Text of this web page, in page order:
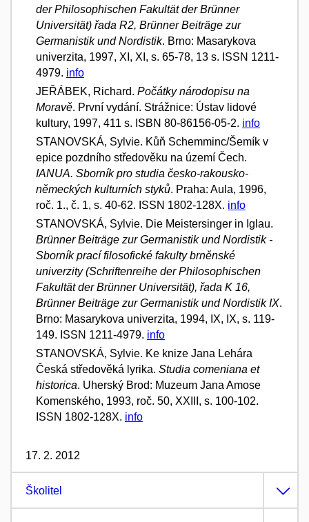
der Philosophischen Fakultät der Brünner
Universität) řada R2, Brünner Beiträge zur
Germanistik und Nordistik. Brno: Masarykova
univerzita, 1997, XI, XI, s. 65-78, 13 s. ISSN 1211-
4979. info
JEŘÁBEK, Richard. Počátky národopisu na
Moravě. První vydání. Strážnice: Ústav lidové
kultury, 1997, 411 s. ISBN 80-86156-05-2. info
STANOVSKÁ, Sylvie. Kůň Schemminc/Šemík v
epice pozdního středověku na území Čech.
IANUA. Sborník pro studia česko-rakousko-
německých kulturních styků. Praha: Aula, 1996,
roč. 1., č. 1, s. 40-62. ISSN 1802-128X. info
STANOVSKÁ, Sylvie. Die Meistersinger in Iglau.
Brünner Beiträge zur Germanistik und Nordistik -
Sborník prací filosofické fakulty brněnské
univerzity (Schriftenreihe der Philosophischen
Fakultät der Brünner Universität), řada K 16,
Brünner Beiträge zur Germanistik und Nordistik IX.
Brno: Masarykova univerzita, 1994, IX, IX, s. 119-
149. ISSN 1211-4979. info
STANOVSKÁ, Sylvie. Ke knize Jana Lehára
Česká středověká lyrika. Studia comeniana et
historica. Uherský Brod: Muzeum Jana Amose
Komenského, 1993, roč. 50, XXIII, s. 100-102.
ISSN 1802-128X. info
17. 2. 2012
Školitel